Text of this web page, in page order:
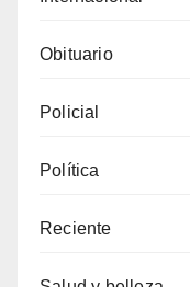
Obituario
Policial
Política
Reciente